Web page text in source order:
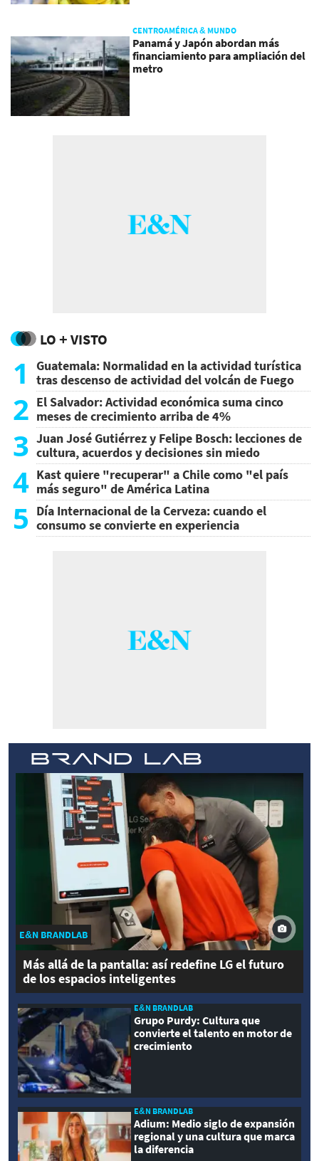
CENTROAMÉRICA & MUNDO
Panamá y Japón abordan más
financiamiento para ampliación del
metro
LO + VISTO
1
Guatemala: Normalidad en la actividad turística
tras descenso de actividad del volcán de Fuego
2 El Salvador: Actividad económica suma cinco
meses de crecimiento arriba de 4%
3 Juan José Gutiérrez y Felipe Bosch: lecciones de
cultura, acuerdos y decisiones sin miedo
4 Kast quiere "recuperar" a Chile como "el país
más seguro" de América Latina
5 Día Internacional de la Cerveza: cuando el
consumo se convierte en experiencia
E&N BRANDLAB
Más allá de la pantalla: así redefine LG el futuro
de los espacios inteligentes
E&N BRANDLAB
Grupo Purdy: Cultura que
convierte el talento en motor de
crecimiento
E&N BRANDLAB
Adium: Medio siglo de expansión
regional y una cultura que marca
la diferencia